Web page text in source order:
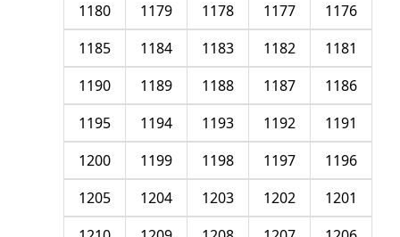
1176
1177
1178
1179
1180
1181
1182
1183
1184
1185
1186
1187
1188
1189
1190
1191
1192
1193
1194
1195
1196
1197
1198
1199
1200
1201
1202
1203
1204
1205